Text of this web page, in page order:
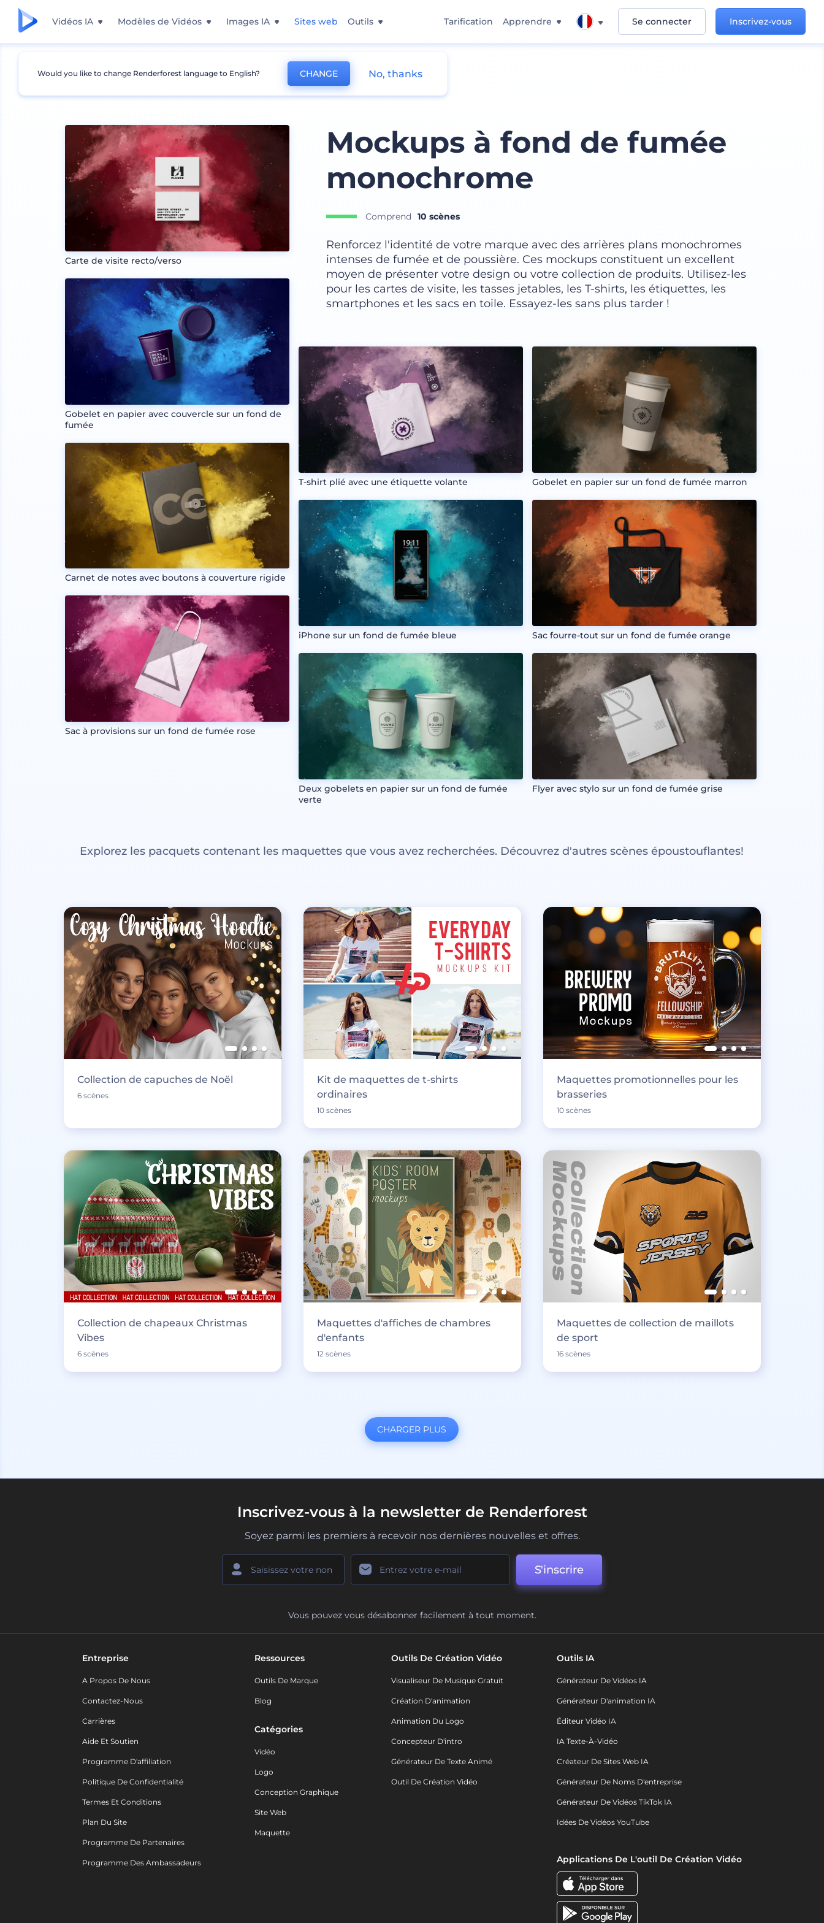
Vidéos IA Modèles de Vidéos Images IA Sites web Outils Tarification Apprendre Se connecter Inscrivez-vous
Mockups Image de marque Autres Mockups de Marque
Carte de visite recto/verso
Gobelet en papier avec couvercle sur un fond de
fumée
Carnet de notes avec boutons à couverture rigide
Sac à provisions sur un fond de fumée rose
Mockups à fond de fumée
monochrome
Comprend 10 scènes
Renforcez l'identité de votre marque avec des arrières plans monochromes
intenses de fumée et de poussière. Ces mockups constituent un excellent
moyen de présenter votre design ou votre collection de produits. Utilisez-les
pour les cartes de visite, les tasses jetables, les T-shirts, les étiquettes, les
smartphones et les sacs en toile. Essayez-les sans plus tarder !
T-shirt plié avec une étiquette volante
iPhone sur un fond de fumée bleue
Deux gobelets en papier sur un fond de fumée
verte
Gobelet en papier sur un fond de fumée marron
Sac fourre-tout sur un fond de fumée orange
Flyer avec stylo sur un fond de fumée grise
Explorez les pacquets contenant les maquettes que vous avez recherchées. Découvrez d'autres scènes époustouflantes!
Collection de capuches de Noël
6 scènes
Kit de maquettes de t-shirts
ordinaires
10 scènes
Maquettes promotionnelles pour les
brasseries
10 scènes
Collection de chapeaux Christmas
Vibes
6 scènes
Maquettes d'affiches de chambres
d'enfants
12 scènes
Maquettes de collection de maillots
de sport
16 scènes
CHARGER PLUS
Inscrivez-vous à la newsletter de Renderforest
Soyez parmi les premiers à recevoir nos dernières nouvelles et offres.
S'inscrire
Vous pouvez vous désabonner facilement à tout moment.
Entreprise
A Propos De Nous
Contactez-Nous
Carrières
Aide Et Soutien
Programme D'affiliation
Politique De Confidentialité
Termes Et Conditions
Plan Du Site
Programme De Partenaires
Programme Des Ambassadeurs
Ressources
Outils De Marque
Blog
Catégories
Vidéo
Logo
Conception Graphique
Site Web
Maquette
Outils De Création Vidéo
Visualiseur De Musique Gratuit
Création D'animation
Animation Du Logo
Concepteur D'intro
Générateur De Texte Animé
Outil De Création Vidéo
Outils IA
Générateur De Vidéos IA
Générateur D'animation IA
Éditeur Vidéo IA
IA Texte-À-Vidéo
Créateur De Sites Web IA
Générateur De Noms D'entreprise
Générateur De Vidéos TikTok IA
Idées De Vidéos YouTube
Applications De L'outil De Création Vidéo
Would you like to change Renderforest language to English? CHANGE No, thanks